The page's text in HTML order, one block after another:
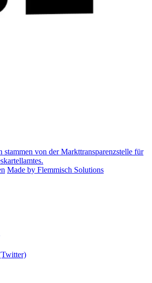
stammen von der Markttransparenzstelle für
Made by Flemmisch Solutions